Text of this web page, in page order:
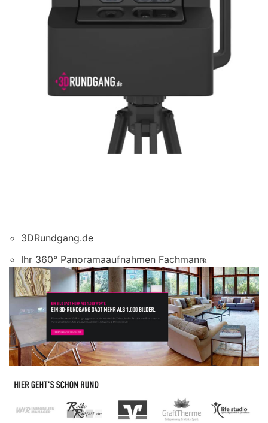
3DRundgang.de
Ihr 360° Panoramaaufnahmen Fachmann.